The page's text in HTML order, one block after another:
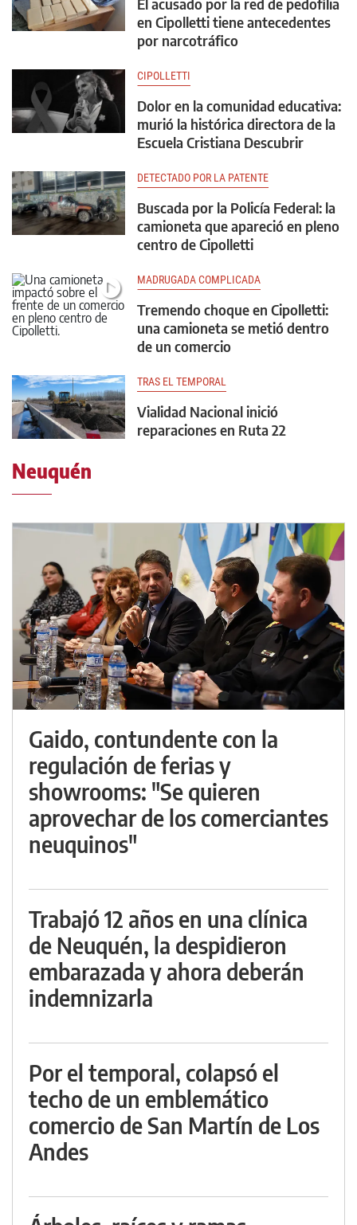
El acusado por la red de pedofilia
en Cipolletti tiene antecedentes
por narcotráfico
CIPOLLETTI
Dolor en la comunidad educativa:
murió la histórica directora de la
Escuela Cristiana Descubrir
DETECTADO POR LA PATENTE
Buscada por la Policía Federal: la
camioneta que apareció en pleno
centro de Cipolletti
MADRUGADA COMPLICADA
Tremendo choque en Cipolletti:
una camioneta se metió dentro
de un comercio
TRAS EL TEMPORAL
Vialidad Nacional inició
reparaciones en Ruta 22
Neuquén
Gaido, contundente con la
regulación de ferias y
showrooms: "Se quieren
aprovechar de los comerciantes
neuquinos"
Trabajó 12 años en una clínica
de Neuquén, la despidieron
embarazada y ahora deberán
indemnizarla
Por el temporal, colapsó el
techo de un emblemático
comercio de San Martín de Los
Andes